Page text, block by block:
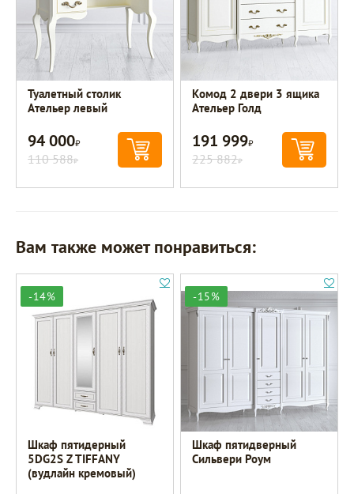
Туалетный столик
Ательер левый
94 000Р
110 588Р
Комод 2 двери 3 ящика
Ательер Голд
191 999Р
225 882Р
Вам также может понравиться:
-14%
Шкаф пятидерный
5DG2S Z TIFFANY
(вудлайн кремовый)
-15%
Шкаф пятидверный
Сильвери Роум